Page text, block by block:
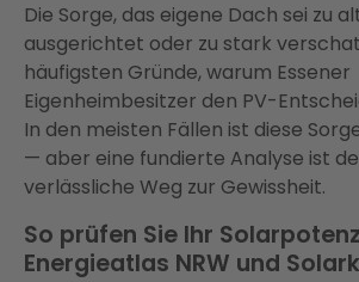
Die Sorge, das eigene Dach sei zu
ausgerichtet oder zu stark
häufigsten Gründe, warum Essener
Eigenheimbesitzer den PV-
In den meisten Fällen ist diese
— aber eine fundierte Analyse ist
verlässliche Weg zur Gewissheit.
So prüfen Sie Ihr
Energieatlas NRW und